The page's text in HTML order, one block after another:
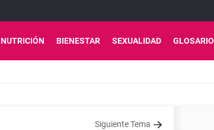
NUTRICIÓN BIENESTAR SEXUALIDAD GLOSARIO
Siguiente Tema